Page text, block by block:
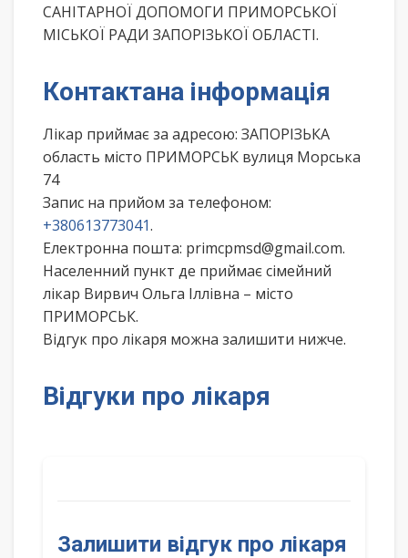
САНІТАРНОЇ ДОПОМОГИ ПРИМОРСЬКОЇ
МІСЬКОЇ РАДИ ЗАПОРІЗЬКОЇ ОБЛАСТІ.
Контактана інформація
Лікар приймає за адресою: ЗАПОРІЗЬКА
область місто ПРИМОРСЬК вулиця Морська
74
Запис на прийом за телефоном:
+380613773041.
Електронна пошта: primcpmsd@gmail.com.
Населенний пункт де приймає сімейний
лікар Вирвич Ольга Іллівна – місто
ПРИМОРСЬК.
Відгук про лікаря можна залишити нижче.
Відгуки про лікаря
Залишити відгук про лікаря